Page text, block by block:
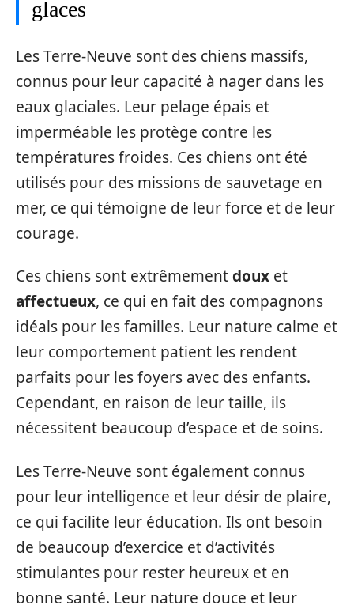
glaces
Les Terre-Neuve sont des chiens massifs,
connus pour leur capacité à nager dans les
eaux glaciales. Leur pelage épais et
imperméable les protège contre les
températures froides. Ces chiens ont été
utilisés pour des missions de sauvetage en
mer, ce qui témoigne de leur force et de leur
courage.
Ces chiens sont extrêmementdoux et
affectueux, ce qui en fait des compagnons
idéals pour les familles. Leur nature calme et
leur comportement patient les rendent
parfaits pour les foyers avec des enfants.
Cependant, en raison de leur taille, ils
nécessitent beaucoup d’espace et de soins.
Les Terre-Neuve sont également connus
pour leur intelligence et leur désir de plaire,
ce qui facilite leur éducation. Ils ont besoin
de beaucoup d’exercice et d’activités
stimulantes pour rester heureux et en
bonne santé. Leur nature douce et leur